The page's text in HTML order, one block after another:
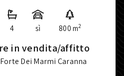
4 sì 800 m2
in vendita/affitto
Dei Marmi Caranna